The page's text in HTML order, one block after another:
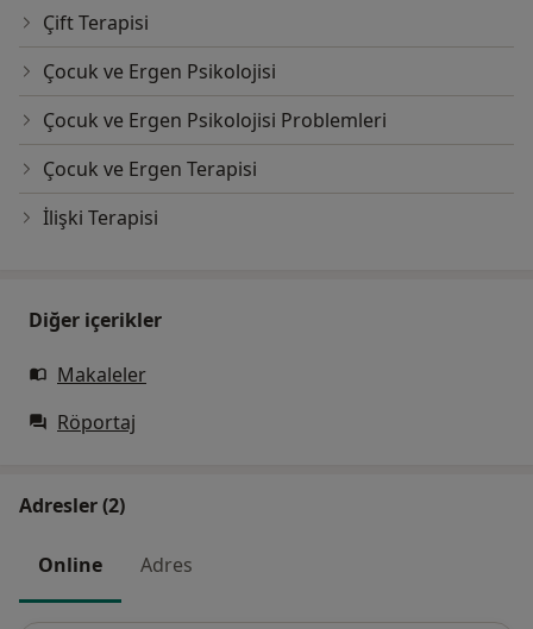
Çift Terapisi
Çocuk ve Ergen Psikolojisi
Çocuk ve Ergen Psikolojisi Problemleri
Çocuk ve Ergen Terapisi
İlişki Terapisi
Diğer içerikler
Makaleler
Röportaj
Adresler (2)
Online Adres